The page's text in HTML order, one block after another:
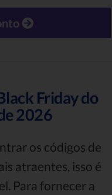
Friday do
2026
os códigos de
atraentes, isso é
Para fornecer a